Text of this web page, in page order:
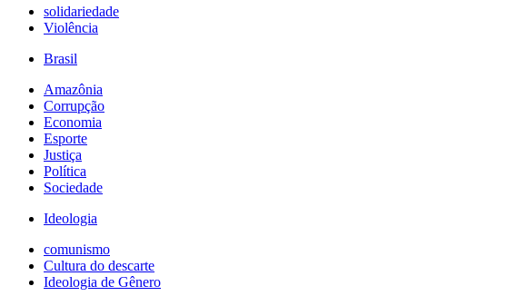
solidariedade
Violência
Brasil
Amazônia
Corrupção
Economia
Esporte
Justiça
Política
Sociedade
Ideologia
comunismo
Cultura do descarte
Ideologia de Gênero